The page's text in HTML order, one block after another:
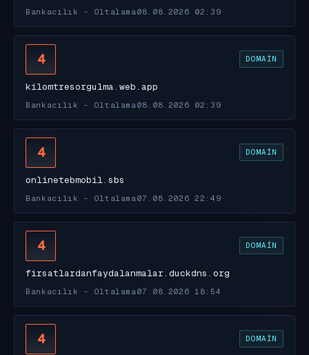
Bankacılık - Oltalama 08.08.2026 02:39
4 DOMAIN
kilomtresorgulma.web.app
Bankacılık - Oltalama 08.08.2026 02:39
4 DOMAIN
onlinetebmobil.sbs
Bankacılık - Oltalama 07.08.2026 22:49
4 DOMAIN
firsatlardanfaydalanmalar.duckdns.org
Bankacılık - Oltalama 07.08.2026 18:54
4 DOMAIN